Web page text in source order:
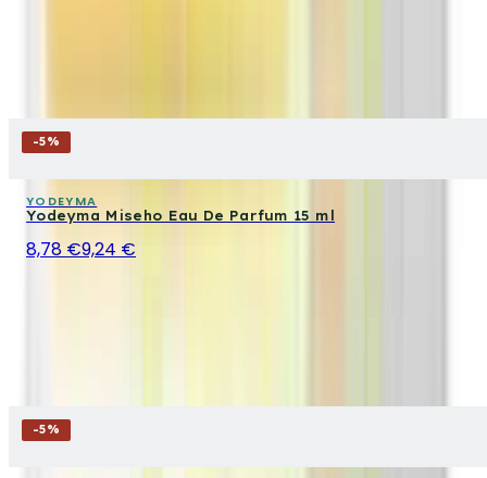
-5%
YODEYMA
Yodeyma Miseho Eau De Parfum 15 ml
8,78 €9,24 €
-5%